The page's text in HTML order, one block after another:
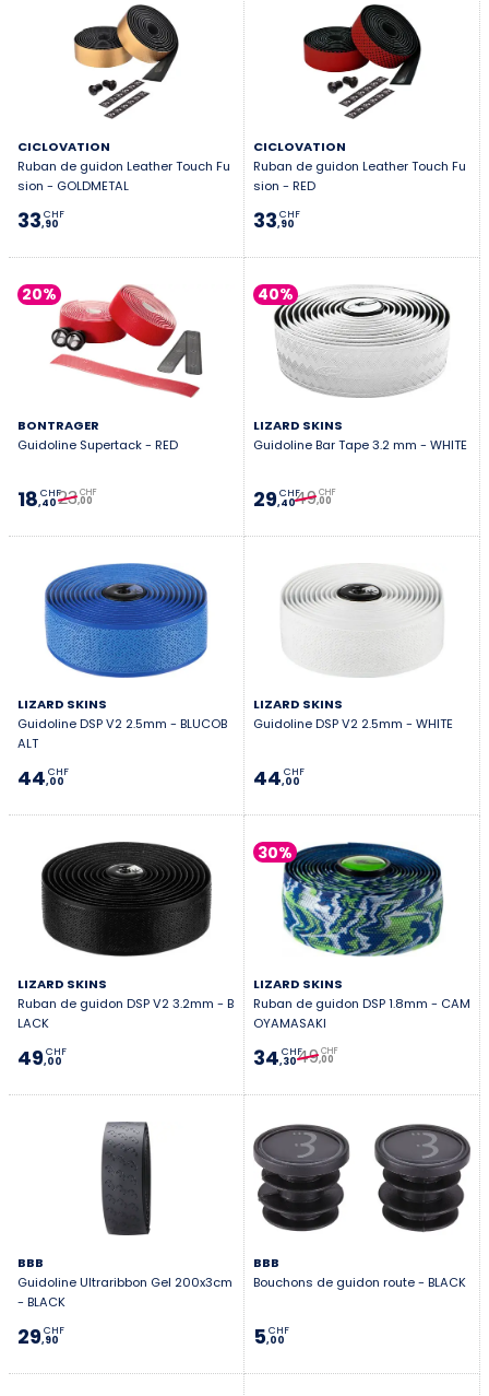
CICLOVATION
Ruban de guidon Leather Touch Fu
sion - GOLDMETAL
33,90
CHF
CICLOVATION
Ruban de guidon Leather Touch Fu
sion - RED
33,90
CHF
20%
BONTRAGER
Guidoline Supertack - RED
18,40
CHF23,00
CHF
40%
LIZARD SKINS
Guidoline Bar Tape 3.2 mm - WHITE
29,40
CHF49,00
CHF
LIZARD SKINS
Guidoline DSP V2 2.5mm - BLUCOB
ALT
44,00
CHF
LIZARD SKINS
Guidoline DSP V2 2.5mm - WHITE
44,00
CHF
LIZARD SKINS
Ruban de guidon DSP V2 3.2mm - B
LACK
49,00
CHF
30%
LIZARD SKINS
Ruban de guidon DSP 1.8mm - CAM
OYAMASAKI
34,30
CHF49,00
CHF
BBB
Guidoline Ultraribbon Gel 200x3cm
- BLACK
29,90
CHF
BBB
Bouchons de guidon route - BLACK
5,00
CHF